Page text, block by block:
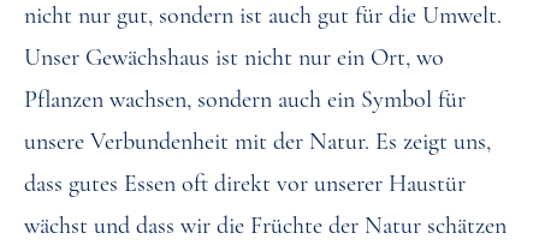
nicht nur gut, sondern ist auch gut für die Umwelt.
Unser Gewächshaus ist nicht nur ein Ort, wo
Pflanzen wachsen, sondern auch ein Symbol für
unsere Verbundenheit mit der Natur. Es zeigt uns,
dass gutes Essen oft direkt vor unserer Haustür
wächst und dass wir die Früchte der Natur schätzen